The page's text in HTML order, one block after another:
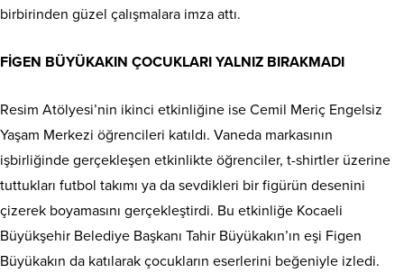
birbirinden güzel çalışmalara imza attı.
FİGEN BÜYÜKAKIN ÇOCUKLARI YALNIZ BIRAKMADI
Resim Atölyesi’nin ikinci etkinliğine ise Cemil Meriç Engelsiz
Yaşam Merkezi öğrencileri katıldı. Vaneda markasının
işbirliğinde gerçekleşen etkinlikte öğrenciler, t-shirtler üzerine
tuttukları futbol takımı ya da sevdikleri bir figürün desenini
çizerek boyamasını gerçekleştirdi. Bu etkinliğe Kocaeli
Büyükşehir Belediye Başkanı Tahir Büyükakın’ın eşi Figen
Büyükakın da katılarak çocukların eserlerini beğeniyle izledi.